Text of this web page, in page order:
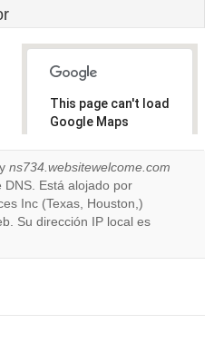
This page can't load
Google Maps
Do you
own this
website?
ns734.websitewelcome.com
Está alojado por
Inc (Texas, Houston,)
Su dirección IP local es